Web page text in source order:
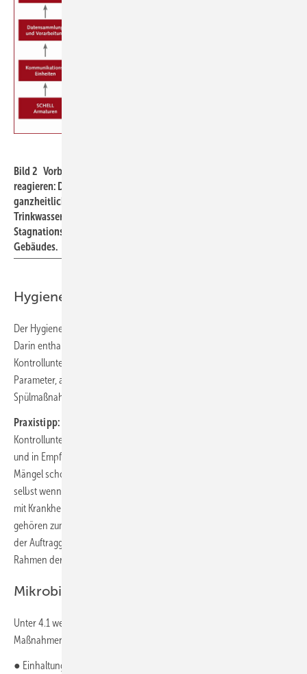
Bild 2 Vorbeugen ist besser, als später auf Legionellen zu
reagieren: Das Wassermanagement-System SWS ermöglicht ein
ganzheitliches, gebäudeübergreifendes und wirtschaftliches
Trinkwassermanagement, u. a. mit automatisierten
Stagnationsspülungen über alle relevanten Entnahmestellen eines
Gebäudes.
Hygieneplan
Der Hygieneplan ist weiterhin Bestandteil des Instandhaltungsplans.
Darin enthalten sind u. a. Umfang und Häufigkeit von
Kontrolluntersuchungen des Trinkwassers auf vorgegebene
Parameter, an festgelegten repräsentativen Entnahmestellen,
Spülmaßnahmen und die Dokumentation aller Maßnahmen.
Praxistipp:
Kontrolluntersuchungen sind vor allem in der Trinkwasserverordnung
und in Empfehlungen des Robert Koch-Instituts festgelegt. Sie decken
Mängel schonungslos auf und verursachen mindestens Folgekosten,
selbst wenn alle Nutzer gesund bleiben. Doch die Abgabe von Wasser
mit Krankheitserregern ist eine Straftat (§ 24 TrinkwV). Deshalb
gehören zum Hygieneplan auch Spülmaßnahmen. Hiermit muss sich
der Auftraggeber frühzeitig beschäftigen, idealerweise bereits im
Rahmen der Erstellung des Raumbuchs.
Mikrobiologische Beeinträchtigungen
Unter 4.1 werden die wichtigsten Einflussgrößen für Technische
Maßnahmen zur Erhaltung der Trinkwassergüte beschrieben:
● Einhaltung der Temperaturen